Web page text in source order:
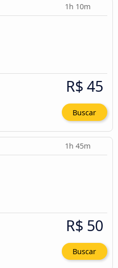
1h 10m
R$ 45
Buscar
1h 45m
R$ 50
Buscar